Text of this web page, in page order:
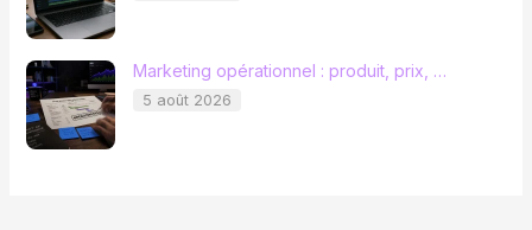
Marketing opérationnel : produit, prix, …
5 août 2026